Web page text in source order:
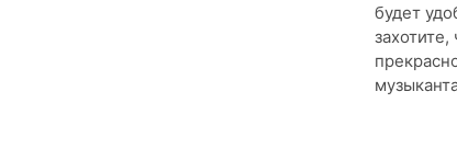
будет